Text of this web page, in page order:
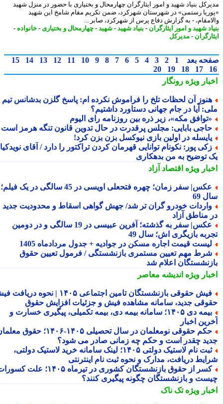
بنیاد شهید و امور ایثارگران چهارمحال و بختیاری با حضور در منزل شهید
رستمی» در شهرستان شهرکرد، ضمن تکریم مقام شامخ این شهید
- به گزارش دفاع پرس از شهرکرد، صابر ...
شهید و امور ایثارگران- بنیاد شهید-شهید-چهارمحال و بختیاری- خانواده-
- مدیرکل
بعد 1
2
3
4
5
6
7
8
9
10
11
12
13
14
15
17
18
19
20
ویژهرونگار
آن لحظات تلخ را فراموش نکرده ام: پاسخ گلزن بدشانس تیم
آیا در جام جهانی دستاورد داشتیم؟
مکه»، زیر ذره بین روزنامه رای الیوم
بابایی: مجلس پرقدرت در حال تدوین قانون تنگه هرمز است
در اولین بازی نیوکسل بزن بزن کرد!
پور: نکونام توانایی قهرمان کردن تراکتور را دارد / آقای نویدکیا!
توضیح به من بدهکاری
ویژهاقتصاد آزاد
عکس| سفر زمان؛ چهره فتحعلی اویسی در 45 سالگی در یک فیلم؛
69
خودرو گران تر شد/ جهش گواهی اسقاط و محدودیت جدید
مناطق آزاد
عکس| سفر به گذشته؛ آفرین عبیسی در 19 سالگی و در دومین
بازیگری اش؛ سال 49
قیمت اجاره مسکن در جوادیه + جدول مردادماه 1405
مهم تعیین مستمری بازنشستگی / فرمول تعیین حقوق
اعلام شد
ویژهاندیشه معاصر
فیش حقوقی بازنشستگان تامین اجتماعی ۱۴۰۵ | نحوه دریافت فیش
جدید، سامانه مشاهده فیش و جزئیات افزایش حقوق
بیمه دی ۱۴۰۵؛ سامانه بیمه دی، بیمه تکمیلی، پیگیری خسارت و
اخبار
حکم حقوقی نومعلمان در سال تحصیلی ۱۴۰۵-۱۴۰۶؛ حقوق معلمان
چقدر است و حکم چه زمانی صادر می شود؟
ثبت نام لاستیک دولتی ۱۴۰۵؛ لینک سامانه خرید لاستیک دولتی،
دریافت، مدارک و نحوه ثبت نام اینترنتی
کسر از حقوق بازنشستگان کشوری در تیرماه ۱۴۰۵؛ علت کسورات
و بازنشستگان چگونه پیگیری کنند؟
ویژهتک ناک